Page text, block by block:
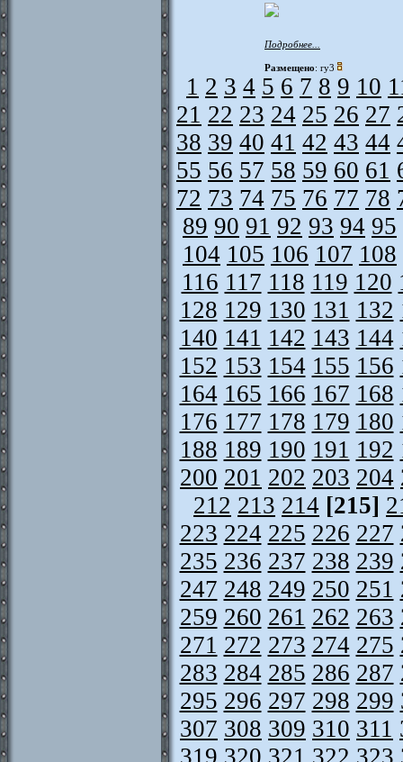
Подробнее...
Размещено: ry3
1 2 3 4 5 6 7 8 9 10
21 22 23 24 25 26 27
38 39 40 41 42 43 44
55 56 57 58 59 60 61
72 73 74 75 76 77 78
89 90 91 92 93 94 95
104 105 106 107 108
116 117 118 119 120
128 129 130 131 132
140 141 142 143 144
152 153 154 155 156
164 165 166 167 168
176 177 178 179 180
188 189 190 191 192
200 201 202 203 204
212 213 214 [215]
223 224 225 226 227
235 236 237 238 239
247 248 249 250 251
259 260 261 262 263
271 272 273 274 275
283 284 285 286 287
295 296 297 298 299
307 308 309 310 311
319 320 321 322 323